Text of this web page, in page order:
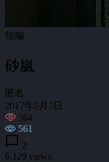
短編
砂嵐
匿名
2017年5月7日
564
561
chat_bubble 2
6,129 views